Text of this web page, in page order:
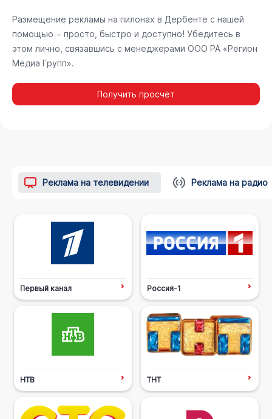
Размещение рекламы на пилонах в Дербенте с нашей
помощью − просто, быстро и доступно! Убедитесь в
этом лично, связавшись с менеджерами ООО РА «Регион
Медиа Групп».
Получить просчёт
Реклама на телевидении Реклама на радио
Первый канал Россия-1
НТВ ТНТ